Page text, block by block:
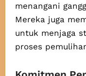
menangani
Mereka juga
untuk menjaga
proses